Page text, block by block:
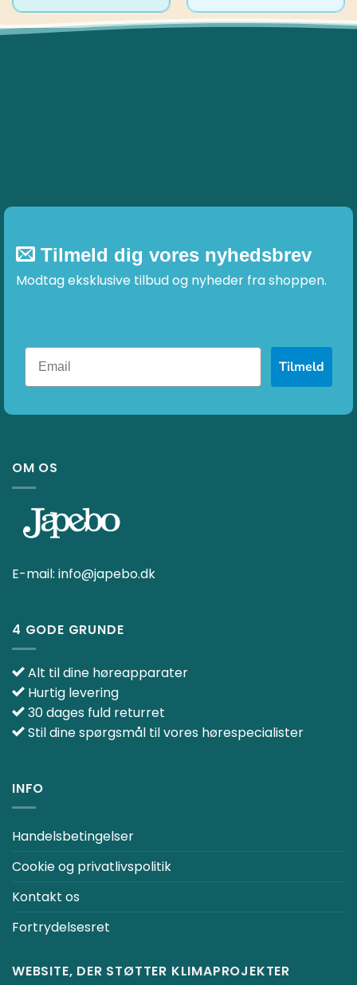
har
Tilmeld dig vores nyhedsbrev
Modtag eksklusive tilbud og nyheder fra shoppen.
Tilmeld
OM OS
E-mail: info@japebo.dk
4 GODE GRUNDE
Alt til dine høreapparater
Hurtig levering
30 dages fuld returret
Stil dine spørgsmål til vores hørespecialister
INFO
Handelsbetingelser
Cookie og privatlivspolitik
Kontakt os
Fortrydelsesret
WEBSITE, DER STØTTER KLIMAPROJEKTER